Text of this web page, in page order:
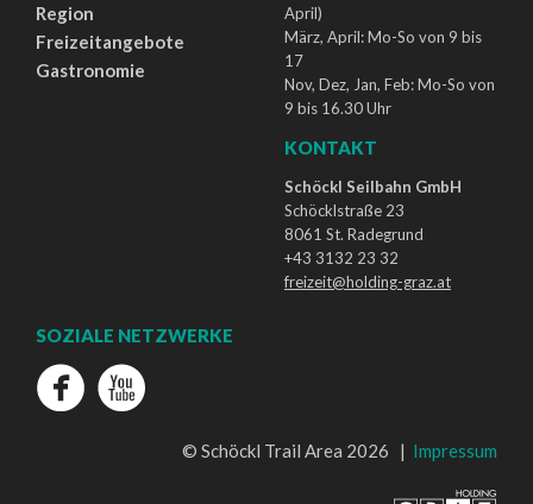
Region
Freizeitangebote
Gastronomie
April)
März, April: Mo-So von 9 bis
17
Nov, Dez, Jan, Feb: Mo-So von
9 bis 16.30 Uhr
KONTAKT
Schöckl Seilbahn GmbH
Schöcklstraße 23
8061 St. Radegrund
+43 3132 23 32
freizeit@holding-graz.at
SOZIALE NETZWERKE
© Schöckl Trail Area 2026 | Impressum